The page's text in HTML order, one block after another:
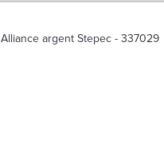
Alliance argent Stepec - 337029